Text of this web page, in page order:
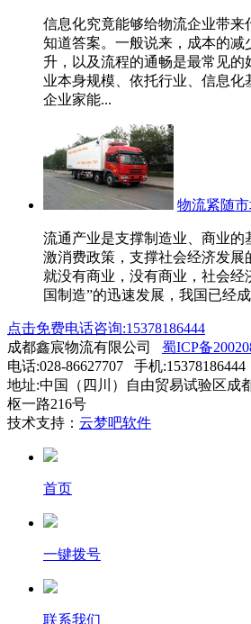
信息化究竟能够给物流企业带来
知道答案。一般说来，成本的减
升，以及流程的通畅是最常见的
业本身规模、依托行业、信息化
企业家能...
物流紧随
流通产业是支撑制造业、商业的
激消费政策，支撑社会经济发展
就没有商业，没有商业，社会经
国制造”的迅速发展，我国已经
点击免费电话咨询:15378186444
成都鑫宸物流有限公司 蜀ICP备
电话:028-86627707 手机:15378186444
地址:中国（四川）自由贸易试验区成
枢一路216号
技术支持： 云梦吧软件
首页
一键拨号
联系我们